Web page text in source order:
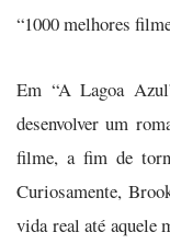
“1000 melhores
Em “A Lagoa
desenvolver um
filme, a fim de
Curiosamente,
vida real até aquele